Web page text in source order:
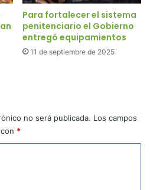
Para fortalecer el sistema
penitenciario el Gobierno
entregó equipamientos
11 de septiembre de 2025
no será publicada. Los campos
*